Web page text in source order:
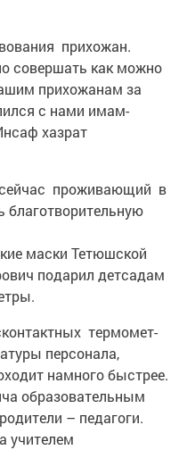
прихожан.
совершать как можно
прихожанам за
с нами имам-
хазрат
проживающий в
благотворительную
маски Тетюшской
подарил детсадам
термомет­
персонала,
­намного быстрее.
образовательным
– педагоги.
учителем